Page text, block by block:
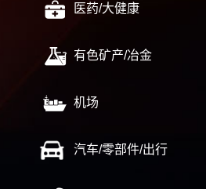
医药/大健康
有色矿产/冶金
机场
汽车/零部件/出行